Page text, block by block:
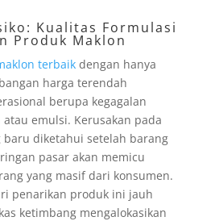
Kualitas Formulasi
Produk Maklon
terbaikdengan hanya
harga terendah
berupa kegagalan
emulsi. Kerusakan pada
baru diketahui setelah barang
pasar akan memicu
yang masif dari konsumen.
penarikan produk ini jauh
ketimbang mengalokasikan